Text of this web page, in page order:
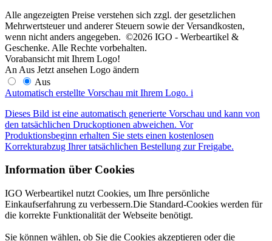
Alle angezeigten Preise verstehen sich zzgl. der gesetzlichen
Mehrwertsteuer und anderer Steuern sowie der Versandkosten,
wenn nicht anders angegeben. ©2026 IGO - Werbeartikel &
Geschenke. Alle Rechte vorbehalten.
Vorabansicht mit Ihrem Logo!
An Aus Jetzt ansehen Logo ändern
Aus
Automatisch erstellte Vorschau mit Ihrem Logo. i
Dieses Bild ist eine automatisch generierte Vorschau und kann von
den tatsächlichen Druckoptionen abweichen. Vor
Produktionsbeginn erhalten Sie stets einen kostenlosen
Korrekturabzug Ihrer tatsächlichen Bestellung zur Freigabe.
Information über Cookies
IGO Werbeartikel nutzt Cookies, um Ihre persönliche
Einkaufserfahrung zu verbessern.Die Standard-Cookies werden für
die korrekte Funktionalität der Webseite benötigt.
Sie können wählen, ob Sie die Cookies akzeptieren oder die